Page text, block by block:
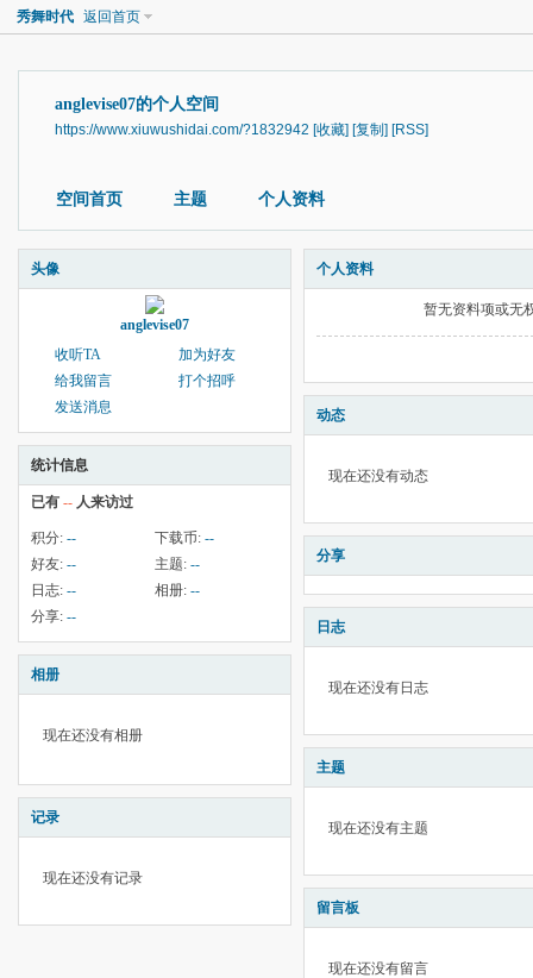
秀舞时代 返回首页
anglevise07的个人空间
https://www.xiuwushidai.com/?1832942 [收藏] [复制] [RSS]
空间首页 主题 个人资料
头像
anglevise07
收听TA
加为好友
给我留言
打个招呼
发送消息
统计信息
已有 -- 人来访过
积分: -- 下载币: --
好友: -- 主题: --
日志: -- 相册: --
分享: --
相册
现在还没有相册
记录
现在还没有记录
个人资料
暂无资料项或无
动态
现在还没有动态
分享
日志
现在还没有日志
主题
现在还没有主题
留言板
现在还没有留言